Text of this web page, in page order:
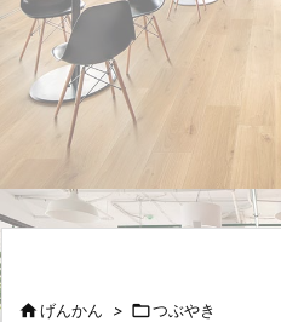
げんかん > つぶやき